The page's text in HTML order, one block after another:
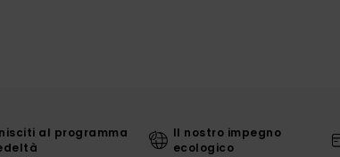
al programma
Il nostro impegno
ecologico